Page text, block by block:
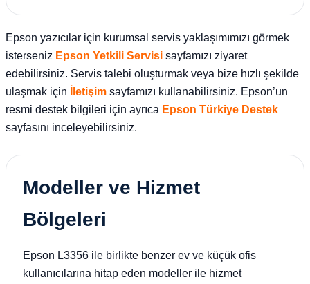
Epson yazıcılar için kurumsal servis yaklaşımımızı görmek
isterseniz Epson Yetkili Servisi sayfamızı ziyaret
edebilirsiniz. Servis talebi oluşturmak veya bize hızlı şekilde
ulaşmak için
İletişim sayfamızı kullanabilirsiniz. Epson’un
resmi destek bilgileri için ayrıca Epson Türkiye Destek
sayfasını inceleyebilirsiniz.
Modeller ve Hizmet
Bölgeleri
Epson L3356 ile birlikte benzer ev ve küçük ofis
kullanıcılarına hitap eden modeller ile hizmet